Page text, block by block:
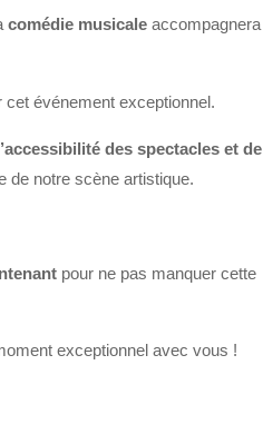
comédie musicale accompagnera
cet événement exceptionnel.
des spectacles et de
de notre scène artistique.
pour ne pas manquer cette
exceptionnel avec vous !